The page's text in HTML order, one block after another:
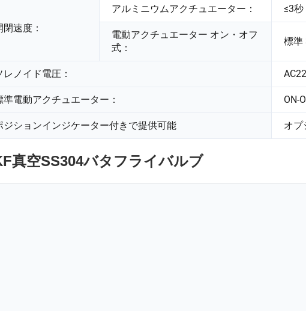
閉速度：
アルミニウムアクチュエーター： ≤3秒
電動アクチュエーター オン・オフ
式：
標準
レノイド電圧：
準電動アクチュエーター： ON-
ジションインジケーター付きで提供可能 オプ
真空SS304バタフライバルブ